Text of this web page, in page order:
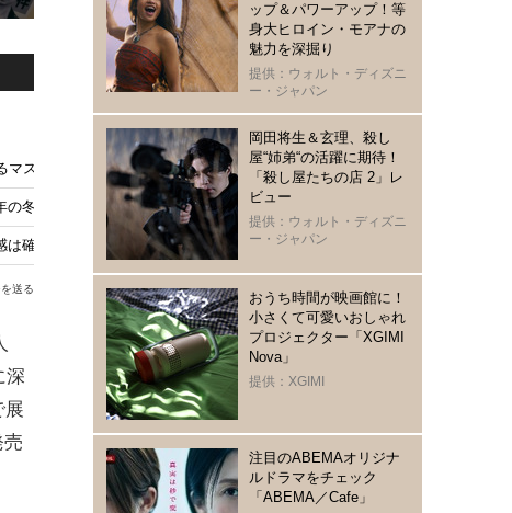
ストチェック作品は？
冬、きみと別れ』BD＆DVD発売
確信へ
送る
深
展
ップ＆パワーアップ！等
身大ヒロイン・モアナの
魅力を深掘り
提供：ウォルト・ディズニ
ー・ジャパン
岡田将生＆玄理、殺し
屋“姉弟“の活躍に期待！
「殺し屋たちの店 2」レ
ビュー
提供：ウォルト・ディズニ
ー・ジャパン
おうち時間が映画館に！
小さくて可愛いおしゃれ
プロジェクター「XGIMI
Nova」
提供：XGIMI
注目のABEMAオリジナ
ルドラマをチェック
「ABEMA／Cafe」